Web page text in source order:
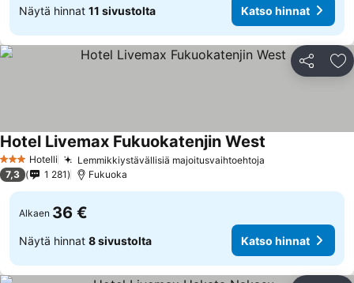
Näytä hinnat 11 sivustolta Katso hinnat
Jaa
3 Tähtiluokitus
Hotelli Lemmikkiystävällisiä majoitusvaihtoehtoja
Hotel Livemax Fukuokatenjin West
7,3 1 281 Fukuoka
Alkaen 36 €
Näytä hinnat 8 sivustolta Katso hinnat